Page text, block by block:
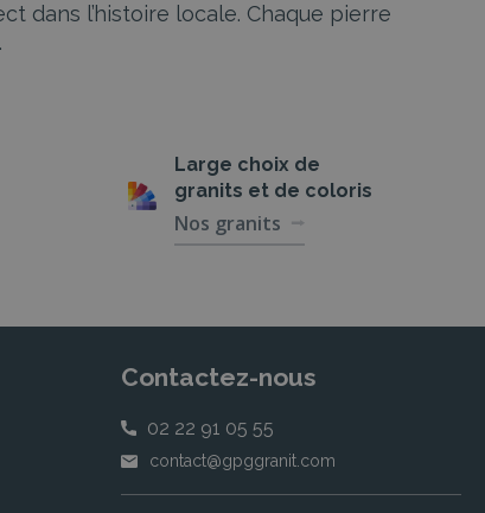
dans l’histoire locale. Chaque pierre
Large choix de
granits et de coloris
Nos granits
Contactez-nous
02 22 91 05 55
contact@gpggranit.com